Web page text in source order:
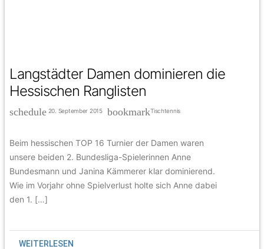
Langstädter Damen dominieren die
Hessischen Ranglisten
schedule 20. September 2015bookmarkTischtennis
Beim hessischen TOP 16 Turnier der Damen waren
unsere beiden 2. Bundesliga-Spielerinnen Anne
Bundesmann und Janina Kämmerer klar dominierend.
Wie im Vorjahr ohne Spielverlust holte sich Anne dabei
den 1. […]
WEITERLESEN